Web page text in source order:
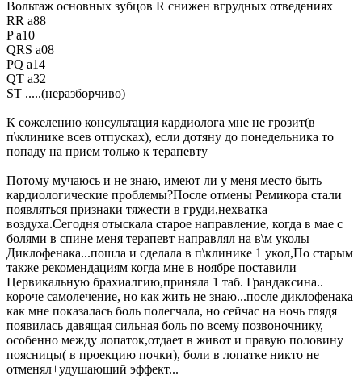
Вольтаж основных зубцов R снижен вгрудных отведениях
RR a88
P a10
QRS a08
PQ a14
QT a32
ST .....(неразборчиво)
К сожелению консультация кардиолога мне не грозит(в
п\клинике всев отпусках), если дотяну до понедельника то
попаду на прием только к терапевту
Потому мучаюсь и не знаю, имеют ли у меня место быть
кардиологические проблемы?После отмены Ремикора стали
появляться признаки тяжести в груди,нехватка
воздуха.Сегодня отыскала старое направление, когда в мае с
болями в спине меня терапевт направлял на в\м уколы
Диклофенака...пошла и сделала в п\клинике 1 укол,По старым
также рекомендациям когда мне в ноябре поставили
Цервикальную брахиалгию,приняла 1 таб. Грандаксина..
короче самолечение, но как жить не знаю...после диклофенака
как мне показалась боль полегчала, но сейчас на ночь глядя
появилась давящая сильная боль по всему позвоночнику,
особенно между лопаток,отдает в живот и правую половину
поясницы( в проекцию почки), боли в лопатке никто не
отменял+удушающий эффект...